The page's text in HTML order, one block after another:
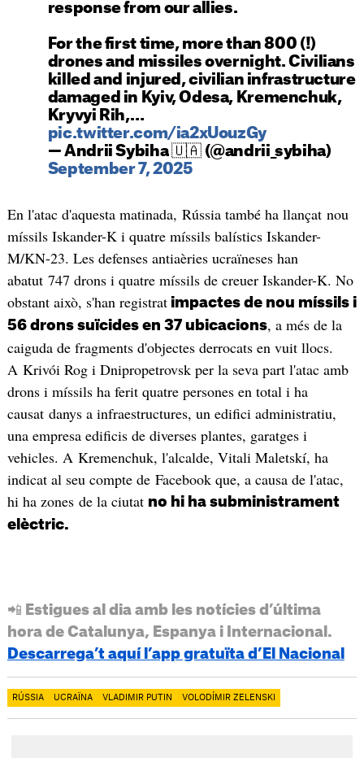
response from our allies.
For the first time, more than 800 (!)
drones and missiles overnight. Civilians
killed and injured, civilian infrastructure
damaged in Kyiv, Odesa, Kremenchuk,
Kryvyi Rih,…
pic.twitter.com/ia2xUouzGy
— Andrii Sybiha 🇺🇦 (@andrii_sybiha)
September 7, 2025
En l'atac d'aquesta matinada, Rússia també ha llançat nou
míssils Iskander-K i quatre míssils balístics Iskander-
M/KN-23. Les defenses antiaèries ucraïneses han
abatut 747 drons i quatre míssils de creuer Iskander-K. No
obstant això, s'han registratimpactes de nou míssils i
56 drons suïcides en 37 ubicacions, a més de la
caiguda de fragments d'objectes derrocats en vuit llocs.
A Krivói Rog i Dnipropetrovsk per la seva part l'atac amb
drons i míssils ha ferit quatre persones en total i ha
causat danys a infraestructures, un edifici administratiu,
una empresa edificis de diverses plantes, garatges i
vehicles. A Kremenchuk, l'alcalde, Vitali Maletskí, ha
indicat al seu compte de Facebook que, a causa de l'atac,
hi ha zones de la ciutat no hi ha subministrament
elèctric.
📲 Estigues al dia amb les notícies d’última
hora de Catalunya, Espanya i Internacional.
Descarrega’t aquí l’app gratuïta d’El Nacional
RÚSSIA UCRAÏNA VLADIMIR PUTIN VOLODÍMIR ZELENSKI